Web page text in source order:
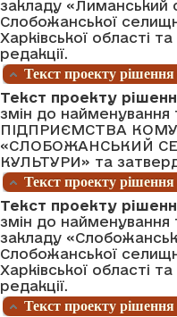
закладу «Лиманський
Слобожанської
Харківської області
редакції.
Текст проекту
Текст проекту
змін до
ПІДПРИЄМСТВА
«СЛОБОЖАНСЬКИЙ
КУЛЬТУРИ» та
Текст проекту
Текст проекту
змін до
закладу
Слобожанської
Харківської області
редакції.
Текст проекту